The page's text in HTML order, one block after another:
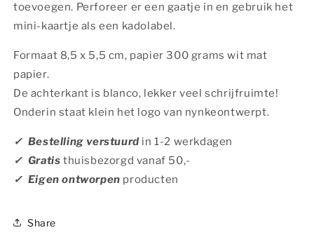
toevoegen. Perforeer er een gaatje in en gebruik het
mini-kaartje als een kadolabel.
Formaat 8,5 x 5,5 cm, papier 300 grams wit mat
papier.
De achterkant is blanco, lekker veel schrijfruimte!
Onderin staat klein het logo van nynkeontwerpt.
✓ Bestelling verstuurd in 1-2 werkdagen
✓ Gratis thuisbezorgd vanaf 50,-
✓ Eigen ontworpen producten
Share